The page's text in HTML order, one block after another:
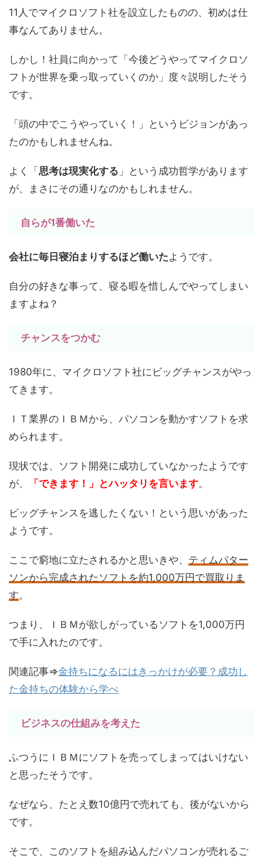
11人でマイクロソフト社を設立したものの、初めは仕
事なんてありません。
しかし！社員に向かって「今後どうやってマイクロソ
フトが世界を乗っ取っていくのか」度々説明したそう
です。
「頭の中でこうやっていく！」というビジョンがあっ
たのかもしれませんね。
よく「 思考は現実化する 」という成功哲学があります
が、まさにその通りなのかもしれません。
自らが1番働いた
会社に毎日寝泊まりするほど働いたようです。
自分の好きな事って、寝る暇を惜しんでやってしまい
ますよね？
チャンスをつかむ
1980年に、マイクロソフト社にビッグチャンスがやっ
てきます。
ＩＴ業界のＩＢＭから、パソコンを動かすソフトを求
められます。
現状では、ソフト開発に成功していなかったようです
が、
「できます！」とハッタリを言います。
ビッグチャンスを逃したくない！という思いがあった
ようです。
ここで窮地に立たされるかと思いきや、 ティムパター
ソンから完成されたソフトを約1,000万円で買取りま
す。
つまり、ＩＢＭが欲しがっているソフトを1,000万円
で手に入れたのです。
関連記事⇒金持ちになるにはきっかけが必要？成功し
た金持ちの体験から学べ
ビジネスの仕組みを考えた
ふつうにＩＢＭにソフトを売ってしまってはいけない
と思ったそうです。
なぜなら、たとえ数10億円で売れても、後がないから
です。
そこで、このソフトを組み込んだパソコンが売れるご